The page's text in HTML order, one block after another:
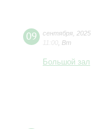
09 сентября 2025
11:00 Вт
Большой зал